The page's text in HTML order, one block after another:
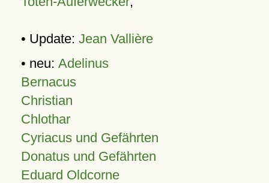
• Update: Jean Vallière
• neu: Adelinus
Bernacus
Christian
Chlothar
Cyriacus und Gefährten
Donatus und Gefährten
Eduard Oldcorne